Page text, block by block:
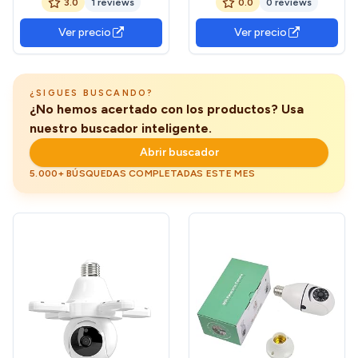
Tracking Video Security
Monitor CAM
3.0 1 reviews
Ver precio
Tracking Video Security
Monitor CAM
0.0 0 reviews
Ver precio
¿SIGUES BUSCANDO?
¿No hemos acertado con los productos? Usa
nuestro buscador inteligente.
Abrir buscador
5.000+ BÚSQUEDAS COMPLETADAS ESTE MES